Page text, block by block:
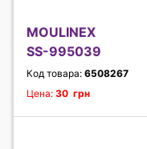
MOULINEX
SS-995039
Код товара: 6508267
Цена: 30 грн